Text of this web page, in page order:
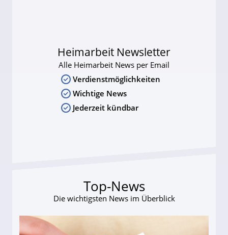
Heimarbeit Newsletter
Alle Heimarbeit News per Email
Verdienstmöglichkeiten
Wichtige News
Jederzeit kündbar
Top-News
Die wichtigsten News im Überblick